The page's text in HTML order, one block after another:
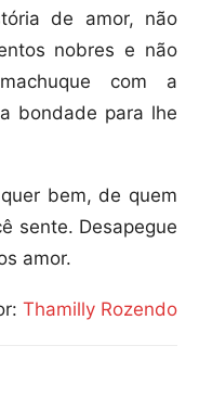
de amor, não
nobres e não
com a
bondade para lhe
bem, de quem
sente. Desapegue
amor.
Thamilly Rozendo